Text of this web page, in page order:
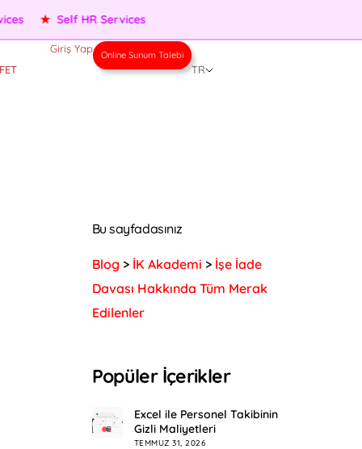
★ Performance Management
Giriş Yap Online Sunum Talebi
TR
Bu sayfadasınız
Blog > İK Akademi > İşe İade
Davası Hakkında Tüm Merak
Edilenler
Popüler İçerikler
Excel ile Personel Takibinin
Gizli Maliyetleri
TEMMUZ 31, 2026